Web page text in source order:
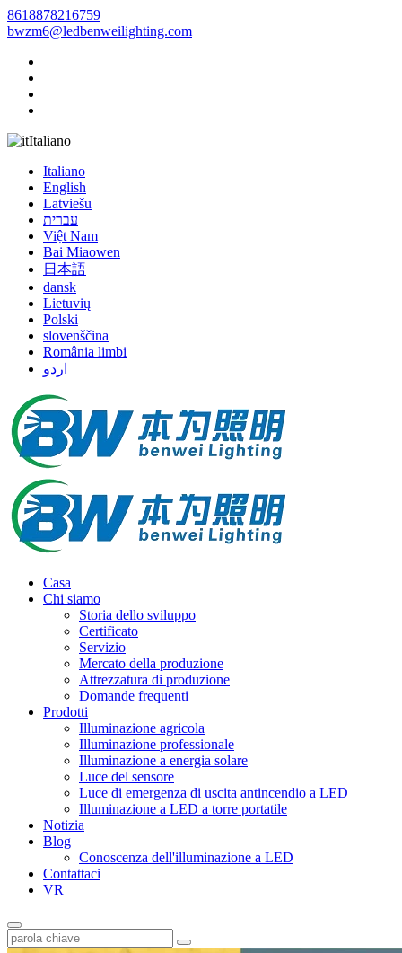
8618878216759
bwzm6@ledbenweilighting.com
Italiano
Italiano
English
Latviešu
עברית
Việt Nam
Bai Miaowen
日本語
dansk
Lietuvių
Polski
slovenščina
România limbi
اردو
Casa
Chi siamo
Storia dello sviluppo
Certificato
Servizio
Mercato della produzione
Attrezzatura di produzione
Domande frequenti
Prodotti
Illuminazione agricola
Illuminazione professionale
Illuminazione a energia solare
Luce del sensore
Luce di emergenza di uscita antincendio a LED
Illuminazione a LED a torre portatile
Notizia
Blog
Conoscenza dell'illuminazione a LED
Contattaci
VR